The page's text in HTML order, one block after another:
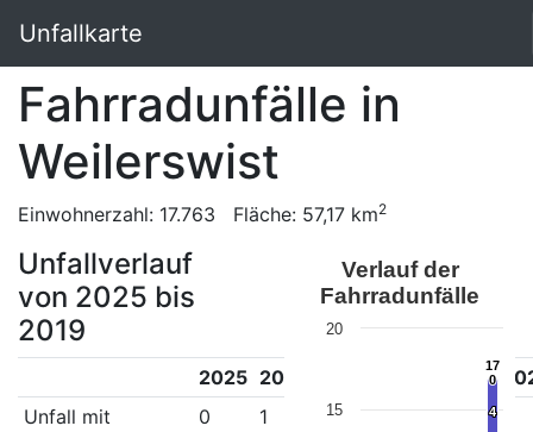
Unfallkarte
Fahrradunfälle in
Weilerswist
Einwohnerzahl: 17.763 Fläche: 57,17 km2
Unfallverlauf
von 2025 bis
2019
2025 2024 2021
Unfall mit
0 1 0 0 0 0
Verlauf der
Fahrradunfälle
17
17
0
0
4
4
15
20